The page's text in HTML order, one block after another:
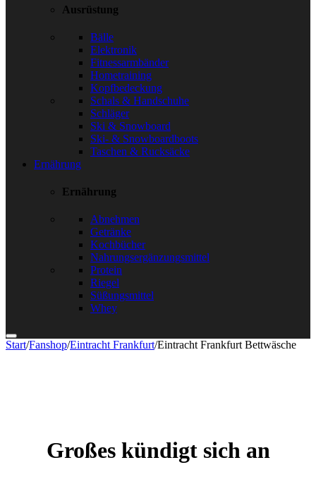
Ausrüstung
Bälle
Elektronik
Fitnessarmbänder
Hometraining
Kopfbedeckung
Schals & Handschuhe
Schläger
Ski & Snowboard
Ski- & Snowboardboots
Taschen & Rucksäcke
Ernährung
Ernährung
Abnehmen
Getränke
Kochbücher
Nahrungsergänzungsmittel
Protein
Riegel
Süßungsmittel
Whey
Start/Fanshop/Eintracht Frankfurt/Eintracht Frankfurt Bettwäsche
Großes kündigt sich an